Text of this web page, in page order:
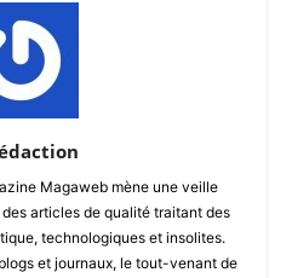
Magaweb mène une veille
articles de qualité traitant des
technologiques et insolites.
et journaux, le tout-venant de